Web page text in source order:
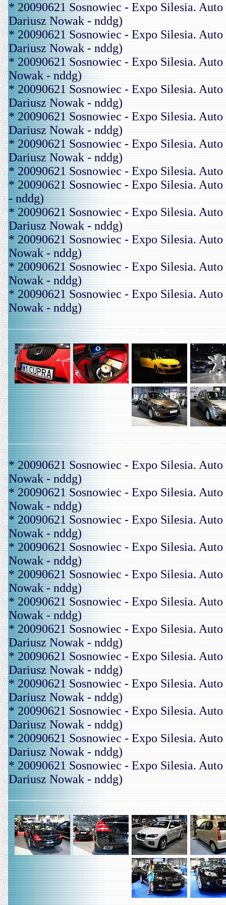
* 20090621 Sosnowiec - Expo Silesia.
Dariusz Nowak - nddg)
* 20090621 Sosnowiec - Expo Silesia.
Dariusz Nowak - nddg)
* 20090621 Sosnowiec - Expo Silesia.
Nowak - nddg)
* 20090621 Sosnowiec - Expo Silesia.
Dariusz Nowak - nddg)
* 20090621 Sosnowiec - Expo Silesia.
Dariusz Nowak - nddg)
* 20090621 Sosnowiec - Expo Silesia.
Dariusz Nowak - nddg)
* 20090621 Sosnowiec - Expo Silesia.
* 20090621 Sosnowiec - Expo Silesia.
- nddg)
* 20090621 Sosnowiec - Expo Silesia.
Dariusz Nowak - nddg)
* 20090621 Sosnowiec - Expo Silesia.
Nowak - nddg)
* 20090621 Sosnowiec - Expo Silesia.
Nowak - nddg)
* 20090621 Sosnowiec - Expo Silesia.
Nowak - nddg)
* 20090621 Sosnowiec - Expo Silesia.
Nowak - nddg)
* 20090621 Sosnowiec - Expo Silesia.
Nowak - nddg)
* 20090621 Sosnowiec - Expo Silesia.
Nowak - nddg)
* 20090621 Sosnowiec - Expo Silesia.
Nowak - nddg)
* 20090621 Sosnowiec - Expo Silesia.
Nowak - nddg)
* 20090621 Sosnowiec - Expo Silesia.
Nowak - nddg)
* 20090621 Sosnowiec - Expo Silesia.
Dariusz Nowak - nddg)
* 20090621 Sosnowiec - Expo Silesia.
Dariusz Nowak - nddg)
* 20090621 Sosnowiec - Expo Silesia.
Dariusz Nowak - nddg)
* 20090621 Sosnowiec - Expo Silesia.
Dariusz Nowak - nddg)
* 20090621 Sosnowiec - Expo Silesia.
Dariusz Nowak - nddg)
* 20090621 Sosnowiec - Expo Silesia.
Dariusz Nowak - nddg)